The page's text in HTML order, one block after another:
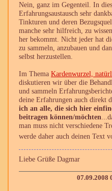
Nein, ganz im Gegenteil. In
Erfahrungsaustausch sehr
Tinkturen und deren
manche sehr hilfreich, zu
her bekommt. Nicht jeder hat
zu sammeln, anzubauen und
selbst herzustellen.
Im Thema Kardenwurzel,
diskutieren wir über die
und sammeln
deine Erfahrungen auch direkt
ich an alle, die sich hier
beitragen können/möchten
man muss nicht verschiedene
werde daher auch deinen Text
Liebe Grüße Dagmar
07.09.2008